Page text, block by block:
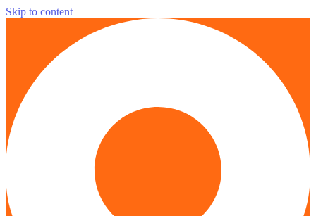
Skip to content